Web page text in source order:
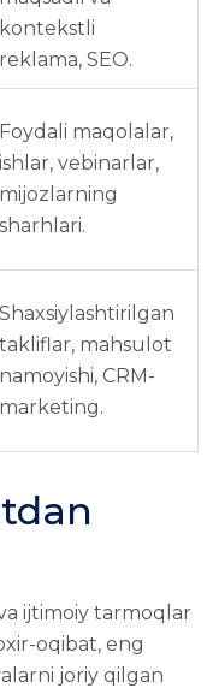
kontekstli
reklama, SEO.
Foydali maqolalar,
ishlar, vebinarlar,
mijozlarning
sharhlari.
Shaxsiylashtirilgan
takliflar, mahsulot
namoyishi, CRM-
marketing.
ijtimoiy tarmoqlar
oqibat, eng
joriy qilgan